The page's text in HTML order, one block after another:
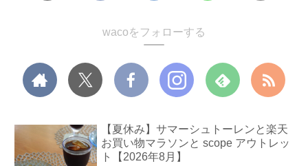
wacoをフォローする
【夏休み】サマーシュトーレンと楽天
お買い物マラソンと scope アウトレッ
ト【2026年8月】